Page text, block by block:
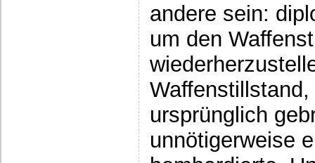
andere sein:
um den
ursprünglich
unnötigerweise